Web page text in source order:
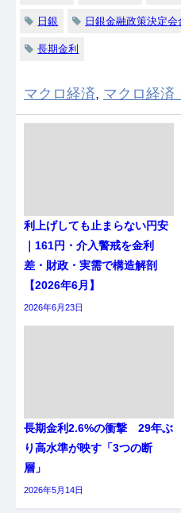
日銀 日銀金融政策決定会
長期金利
マクロ経済, マクロ経済
利上げしても止まらない円安
｜161円・介入警戒を金利
差・財政・実需で構造解剖
【2026年6月】
2026年6月23日
長期金利2.6%の衝撃 29年ぶ
り高水準が映す「3つの断
層」
2026年5月14日